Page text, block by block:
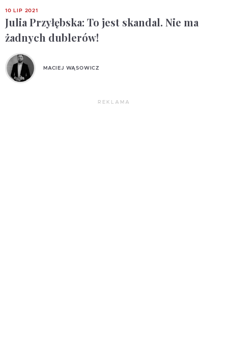
10 LIP 2021
Julia Przyłębska: To jest skandal. Nie ma
żadnych dublerów!
MACIEJ WĄSOWICZ
REKLAMA